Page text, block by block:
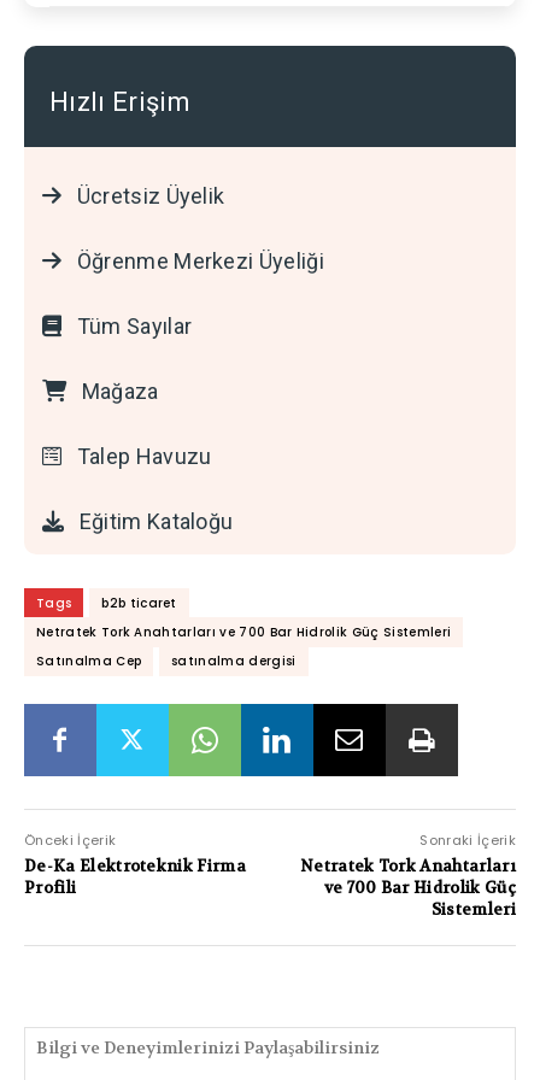
Hızlı Erişim
Ücretsiz Üyelik
Öğrenme Merkezi Üyeliği
Tüm Sayılar
Mağaza
Talep Havuzu
Eğitim Kataloğu
Tags
b2b ticaret
Netratek Tork Anahtarları ve 700 Bar Hidrolik Güç Sistemleri
Satınalma Cep
satınalma dergisi
Önceki İçerik
De-Ka Elektroteknik Firma
Profili
Sonraki İçerik
Netratek Tork Anahtarları
ve 700 Bar Hidrolik Güç
Sistemleri